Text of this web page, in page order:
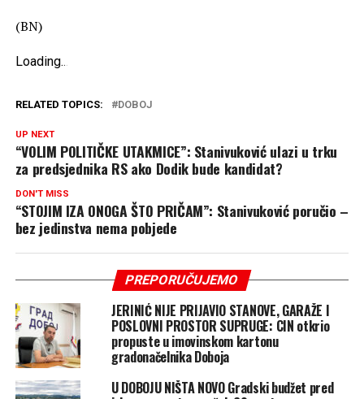
(BN)
Loading..
RELATED TOPICS: DOBOJ
UP NEXT
“VOLIM POLITIČKE UTAKMICE”: Stanivuković ulazi u trku
za predsjednika RS ako Dodik bude kandidat?
DON'T MISS
“STOJIM IZA ONOGA ŠTO PRIČAM”: Stanivuković poručio –
bez jedinstva nema pobjede
PREPORUČUJEMO
JERINIĆ NIJE PRIJAVIO STANOVE, GARAŽE I
POSLOVNI PROSTOR SUPRUGE: CIN otkrio
propuste u imovinskom kartonu
gradonačelnika Doboja
U DOBOJU NIŠTA NOVO Gradski budžet pred